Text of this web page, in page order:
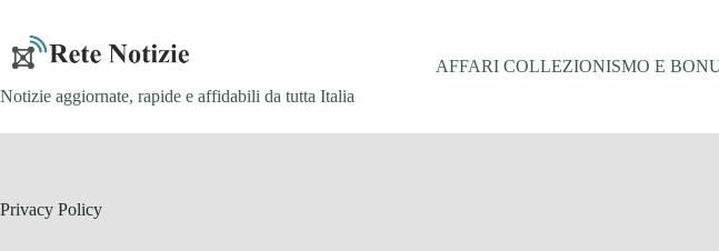
contenuto
Notizie aggiornate, rapide e affidabili da tutta Italia
AFFARI COLLEZIONISMO E
Privacy Policy